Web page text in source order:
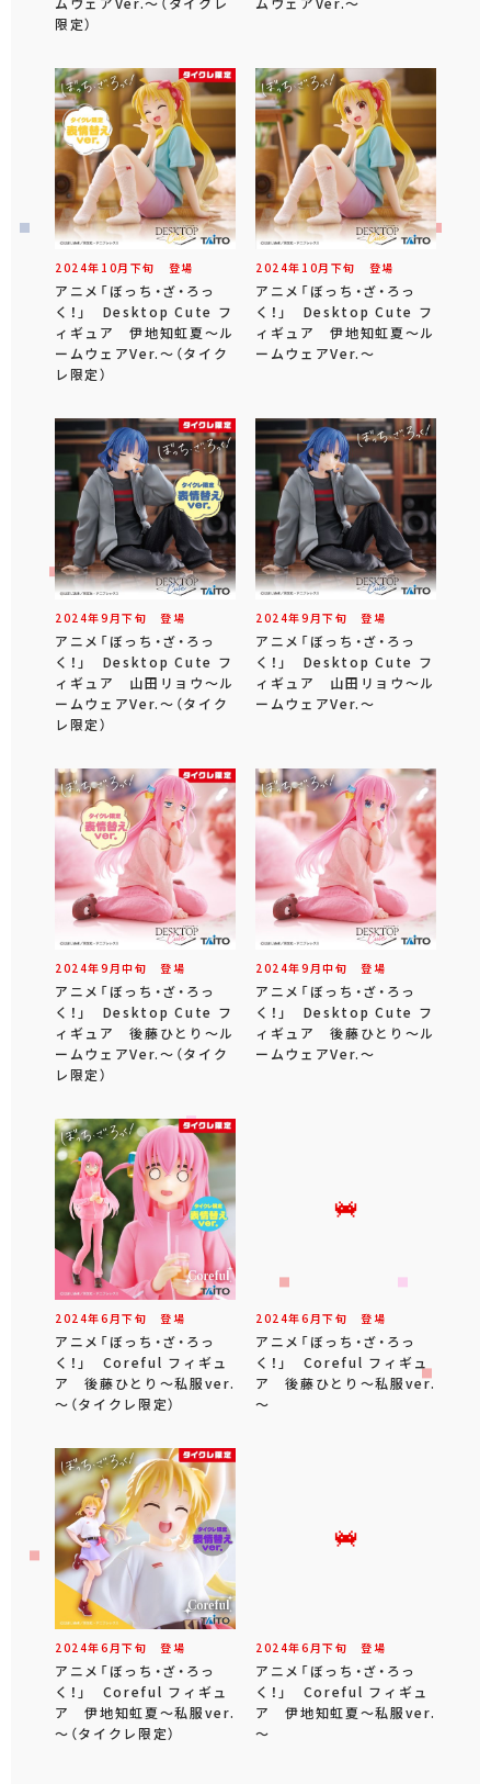
限定）
2024年 10月 下旬 登場
アニメ「ぼっち・ざ・ろっ
く！」 Desktop Cute フ
ィギュア 伊地知虹夏～ル
ームウェアVer.～（タイク
レ限定）
2024年 10月 下旬 登場
アニメ「ぼっち・ざ・ろっ
く！」 Desktop Cute フ
ィギュア 伊地知虹夏～ル
ームウェアVer.～
2024年9 月下旬 登場
アニメ「ぼっち・ざ・ろっ
く！」 Desktop Cute フ
ィギュア 山田リョウ～ル
ームウェアVer.～（タイク
レ限定）
2024年9 月下旬 登場
アニメ「ぼっち・ざ・ろっ
く！」 Desktop Cute フ
ィギュア 山田リョウ～ル
ームウェアVer.～
2024年9 月中旬 登場
アニメ「ぼっち・ざ・ろっ
く！」 Desktop Cute フ
ィギュア 後藤ひとり～ル
ームウェアVer.～（タイク
レ限定）
2024年9 月中旬 登場
アニメ「ぼっち・ざ・ろっ
く！」 Desktop Cute フ
ィギュア 後藤ひとり～ル
ームウェアVer.～
2024年6 月下旬 登場
アニメ「ぼっち・ざ・ろっ
く！」 Coreful フィギュ
ア 後藤ひとり～私服ver.
～（タイクレ限定）
2024年6 月下旬 登場
アニメ「ぼっち・ざ・ろっ
く！」 Coreful フィギュ
ア 後藤ひとり～私服ver.
～
2024年6 月下旬 登場
アニメ「ぼっち・ざ・ろっ
く！」 Coreful フィギュ
ア 伊地知虹夏～私服ver.
～（タイクレ限定）
2024年6 月下旬 登場
アニメ「ぼっち・ざ・ろっ
く！」 Coreful フィギュ
ア 伊地知虹夏～私服ver.
～